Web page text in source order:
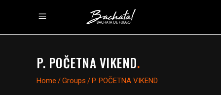
P. POČETNA VIKEND.
Home /Groups /P. POČETNA VIKEND